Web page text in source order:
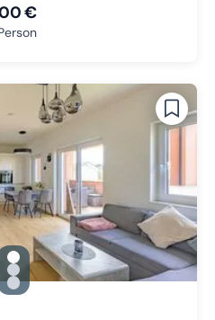
€
gallery.slide_selector
Zu Slide 1 wechseln
Zu Slide 2 wechseln
Zu Slide 3 wechseln